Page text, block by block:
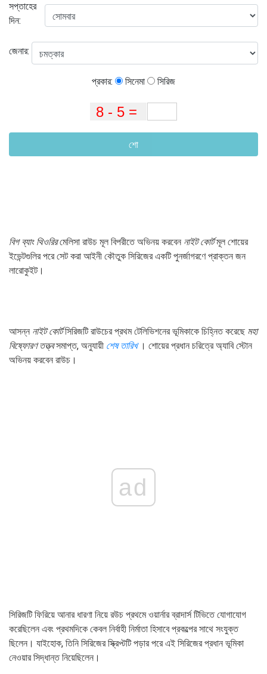
সপ্তাহের
দিন:
জেনার:
প্রকার: সিনেমা সিরিজ
শো
বিগ ব্যাং থিওরিরমেলিসা রাউচ মূল বিপরীতে অভিনয় করবেন নাইট কোর্টমূল শোয়ের
ইভেন্টগুলির পরে সেট করা আইনী কৌতুক সিরিজের একটি পুনর্জাগরণে প্রাক্তন জন
লারোকুইট।
আসন্ন নাইট কোর্টসিরিজটি রাউচের প্রথম টেলিভিশনের ভূমিকাকে চিহ্নিত করেছে মহা
বিষ্ফোরণ তত্ত্বসমাপ্ত, অনুযায়ী শেষ তারিখ । শোয়ের প্রধান চরিত্রে অ্যাবি স্টোন
অভিনয় করবেন রাউচ।
ad
সিরিজটি ফিরিয়ে আনার ধারণা নিয়ে রউচ প্রথমে ওয়ার্নার ব্রাদার্স টিভিতে যোগাযোগ
করেছিলেন এবং প্রথমদিকে কেবল নির্বাহী নির্মাতা হিসাবে প্রকল্পের সাথে সংযুক্ত
ছিলেন। যাইহোক, তিনি সিরিজের স্ক্রিপ্টটি পড়ার পরে এই সিরিজের প্রধান ভূমিকা
নেওয়ার সিদ্ধান্ত নিয়েছিলেন।